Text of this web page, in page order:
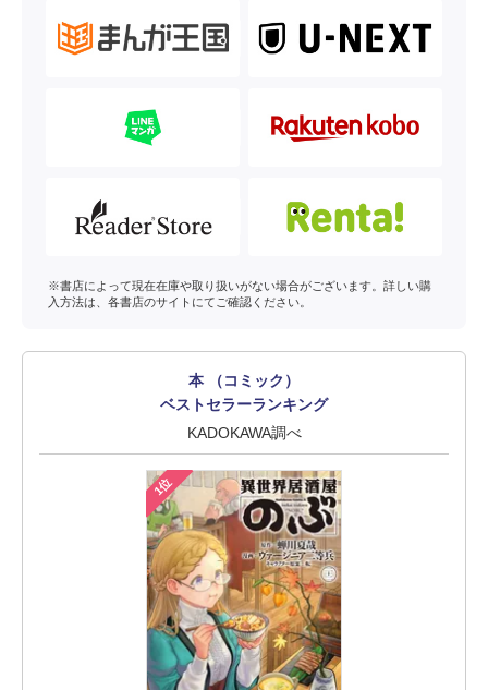
※書店によって現在在庫や取り扱いがない場合がございます。詳しい購
入方法は、各書店のサイトにてご確認ください。
本 （コミック）
ベストセラーランキング
KADOKAWA調べ
1位